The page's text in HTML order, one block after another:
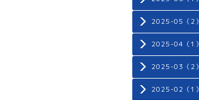
2025-05（2）
2025-04（1）
2025-03（2）
2025-02（1）